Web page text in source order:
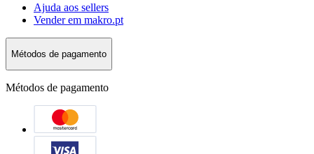
Ajuda aos sellers
Vender em makro.pt
Métodos de pagamento
Métodos de pagamento